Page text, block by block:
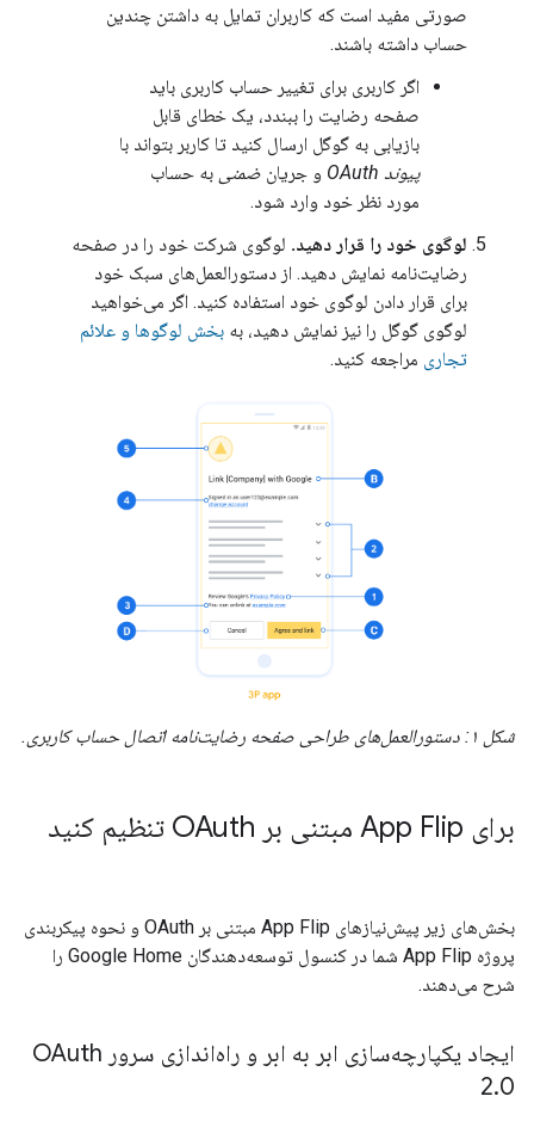
صورتی مفید است که کاربران تمایل به داشتن چندین
حساب داشته باشند.
اگر کاربری برای تغییر حساب کاربری باید
صفحه رضایت را ببندد، یک خطای قابل
بازیابی به گوگل ارسال کنید تا کاربر بتواند با
پیوند OAuth
و جریان ضمنی به حساب
مورد نظر خود وارد شود.
لوگوی خود را قرار دهید. لوگوی شرکت خود را در صفحه
رضایت‌نامه نمایش دهید. از دستورالعمل‌های سبک خود
برای قرار دادن لوگوی خود استفاده کنید. اگر می‌خواهید
لوگوی گوگل را نیز نمایش دهید، به بخش لوگوها و علائم
تجاری مراجعه کنید.
شکل ۱: دستورالعمل‌های طراحی صفحه رضایت‌نامه اتصال حساب کاربری.
برای App Flip مبتنی بر OAuth تنظیم کنید
بخش‌های زیر پیش‌نیازهای App Flip مبتنی بر OAuth و نحوه پیکربندی
پروژه App Flip شما در کنسول توسعه‌دهندگان Google Home را
شرح می‌دهند.
ایجاد یکپارچه‌سازی ابر به ابر و راه‌اندازی سرور OAuth
2.0